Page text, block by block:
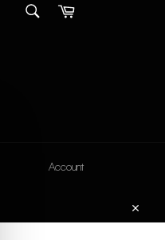
Cart
Account
Close